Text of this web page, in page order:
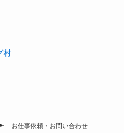
村
お仕事依頼・お問い合わせ